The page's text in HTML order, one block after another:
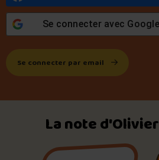
Se connecter avec Google
Se connecter par email
La note